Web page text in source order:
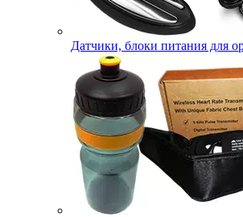
Датчики, блоки питания для